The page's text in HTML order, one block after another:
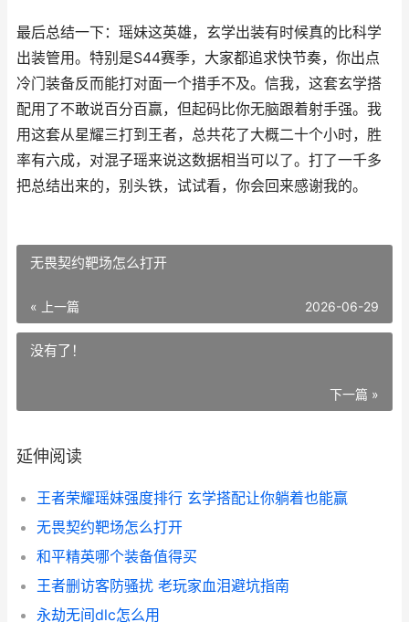
最后总结一下：瑶妹这英雄，玄学出装有时候真的比科学
出装管用。特别是S44赛季，大家都追求快节奏，你出点
冷门装备反而能打对面一个措手不及。信我，这套玄学搭
配用了不敢说百分百赢，但起码比你无脑跟着射手强。我
用这套从星耀三打到王者，总共花了大概二十个小时，胜
率有六成，对混子瑶来说这数据相当可以了。打了一千多
把总结出来的，别头铁，试试看，你会回来感谢我的。
无畏契约靶场怎么打开
« 上一篇 2026-06-29
没有了！
下一篇 »
延伸阅读
王者荣耀瑶妹强度排行 玄学搭配让你躺着也能赢
无畏契约靶场怎么打开
和平精英哪个装备值得买
王者删访客防骚扰 老玩家血泪避坑指南
永劫无间dlc怎么用